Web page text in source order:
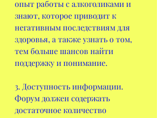
опыт работы с алкоголиками и
знают, которое приводит к
негативным последствиям для
здоровья, а также узнать о том,
тем больше шансов найти
поддержку и понимание.
3. Доступность информации.
Форум должен содержать
достаточное количество